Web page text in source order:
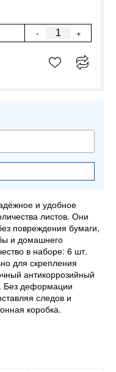
- +
и удобное
листов. Они
повреждения бумаги,
и домашнего
в наборе: 6 шт.
для скрепления
антикоррозийный
Без деформации
следов и
коробка.